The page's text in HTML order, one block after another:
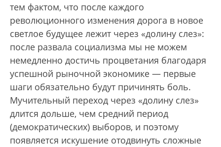
тем фактом, что после каждого
революционного изменения дорога в новое
светлое будущее лежит через «долину слез»:
после развала социализма мы не можем
немедленно достичь процветания благодаря
успешной рыночной экономике — первые
шаги обязательно будут причинять боль.
Мучительный переход через «долину слез»
длится дольше, чем средний период
(демократических) выборов, и поэтому
появляется искушение отодвинуть сложные